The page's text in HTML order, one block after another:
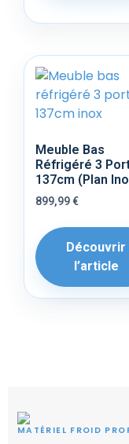
Meuble Bas
Réfrigéré 3
137cm (Plan
899,99€
Découvrir
l’article
MATÉRIEL FROID